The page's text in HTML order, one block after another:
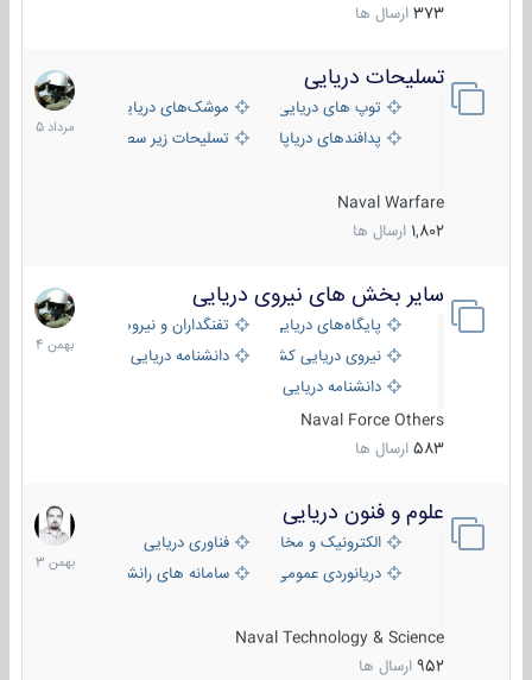
373 ارسال ها
تسلیحات دریایی
توپ های دریایی
موشک‌های دریایی
پدافندهای دریاپایه
تسلیحات زیر سطحی
Naval Warfare
1,802 ارسال ها
2
مرداد
1405
سایر بخش های نیروی دریایی
پایگاه‌های دریایی
تفنگداران و نیروهای ویژه‌ی دریایی
نیروی دریایی کشورهای مختلفدانشنامه دریایی
دانشنامه دریایی کپی
Naval Force Others
583 ارسال ها
22
بهمن
1404
علوم و فنون دریایی
الکترونیک و مخابرات دریاییفناوری دریایی
دریانوردی عمومی
سامانه های رانشی دریایی
Naval Technology & Science
952 ارسال ها
6
بهمن
1403